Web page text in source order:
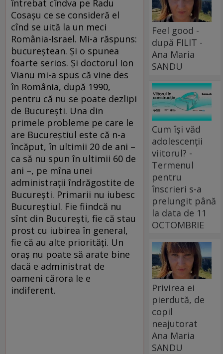
întrebat cîndva pe Radu
Cosaşu ce se consideră el
cînd se uită la un meci
România-Israel. Mi-a răspuns:
bucureştean. Şi o spunea
foarte serios. Şi doctorul Ion
Vianu mi-a spus că vine des
în România, după 1990,
pentru că nu se poate dezlipi
de Bucureşti. Una din
primele probleme pe care le
are Bucureştiul este că n-a
încăput, în ultimii 20 de ani –
ca să nu spun în ultimii 60 de
ani –, pe mîna unei
administraţii îndrăgostite de
Bucureşti. Primarii nu iubesc
Bucureştiul. Fie fiindcă nu
sînt din Bucureşti, fie că stau
prost cu iubirea în general,
fie că au alte priorităţi. Un
oraş nu poate să arate bine
dacă e administrat de
oameni cărora le e
indiferent.
Feel good -
după FILIT -
Ana Maria
SANDU
Cum își văd
adolescenții
viitorul? -
Termenul
pentru
înscrieri s-a
prelungit până
la data de 11
OCTOMBRIE
Privirea ei
pierdută, de
copil
neajutorat
Ana Maria
SANDU